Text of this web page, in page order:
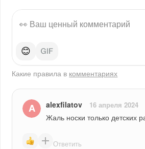
😊
Какие правила в комментариях
alexfilatov 16 апреля 2024
Жаль носки только детских
Ответить